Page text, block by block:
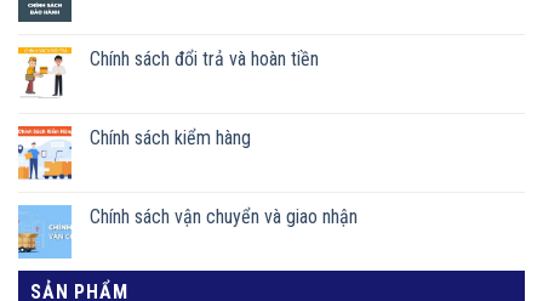
Chính sách đổi trả và hoàn tiền
Chính sách kiểm hàng
Chính sách vận chuyển và giao nhận
SẢN PHẨM